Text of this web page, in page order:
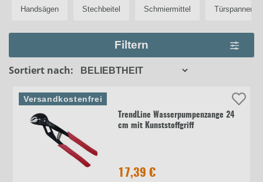
Handsägen Stechbeitel Schmiermittel Türspanner
Filtern
Sortiert nach:
TrendLine Wasserpumpenzange 24
cm mit Kunststoffgriff
17,39 €
Versandkostenfrei